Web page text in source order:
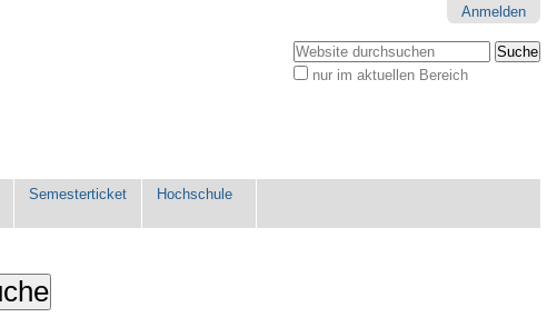
Anmelden
Website durchsuchen
nur im aktuellen Bereich
Semesterticket Hochschule